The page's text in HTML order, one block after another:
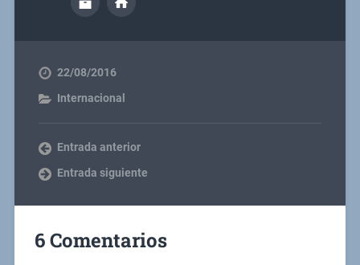
22/08/2016
Internacional
Entrada anterior
Entrada siguiente
6 Comentarios